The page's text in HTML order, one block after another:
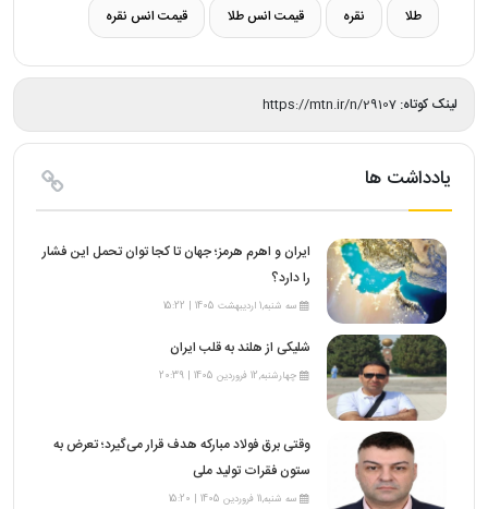
طلا نقره قیمت انس طلا قیمت انس نقره
لینک کوتاه: https://mtn.ir/n/29107
یادداشت ها
ایران و اهرم هرمز؛ جهان تا کجا توان تحمل این فشار
را دارد؟
سه شنبه,1 اردیبهشت 1405 | 15:22
شلیکی از هلند به قلب ایران
چهارشنبه,12 فروردین 1405 | 20:39
وقتی برق فولاد مبارکه هدف قرار می‌گیرد؛ تعرض به
ستون فقرات تولید ملی
سه شنبه,11 فروردین 1405 | 15:20